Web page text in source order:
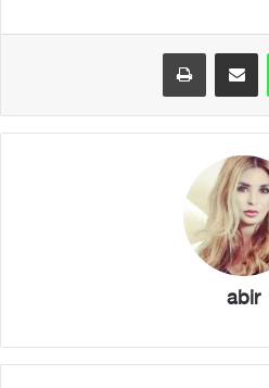
واتساب مشاركة عبر البريد طباعة
abir